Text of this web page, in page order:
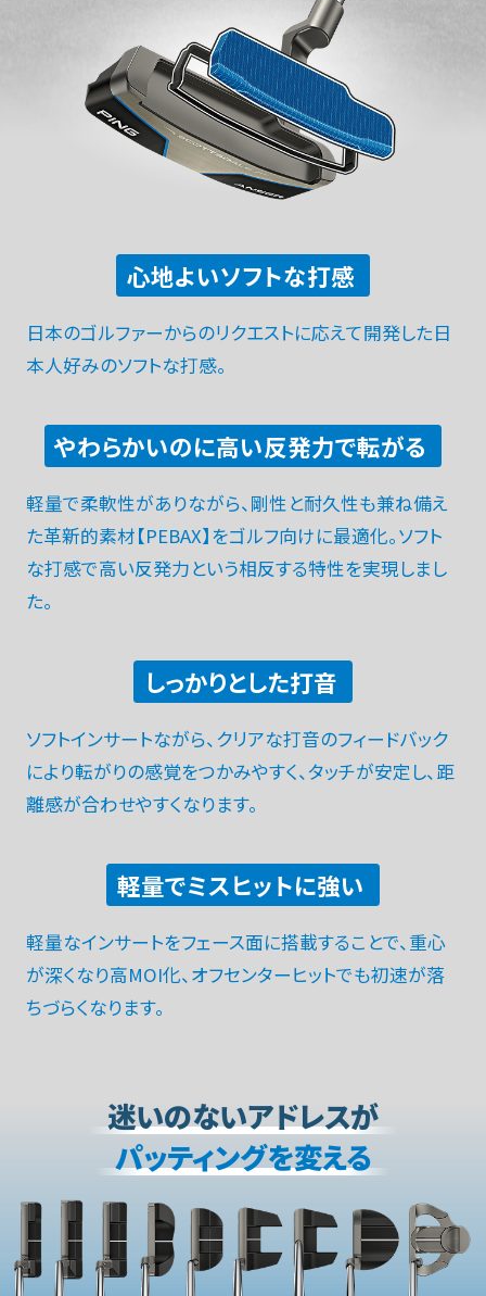
心地よいソフトな打感
日本のゴルファーからのリクエストに応えて開発した日
本人好みのソフトな打感。
やわらかいのに高い反発力で転がる
軽量で柔軟性がありながら、剛性と耐久性も兼ね備え
た革新的素材【PEBAX】をゴルフ向けに最適化。ソフト
な打感で高い反発力という相反する特性を実現しまし
た。
しっかりとした打音
ソフトインサートながら、クリアな打音のフィードバック
により転がりの感覚をつかみやすく、タッチが安定し、距
離感が合わせやすくなります。
軽量でミスヒットに強い
軽量なインサートをフェース面に搭載することで、重心
が深くなり高MOI化、オフセンターヒットでも初速が落
ちづらくなります。
迷いのないアドレスが
パッティングを変える